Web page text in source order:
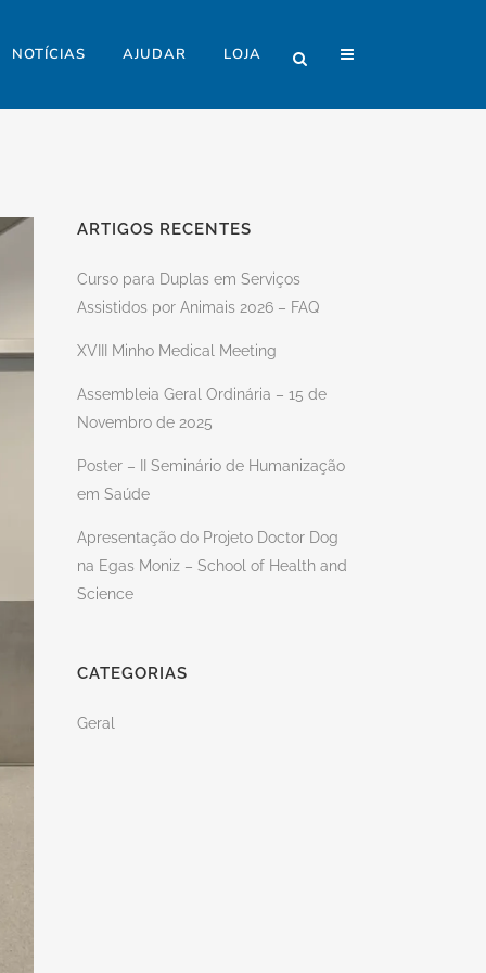
NOTÍCIAS AJUDAR LOJA
ARTIGOS RECENTES
Curso para Duplas em Serviços
Assistidos por Animais 2026 – FAQ
XVIII Minho Medical Meeting
Assembleia Geral Ordinária – 15 de
Novembro de 2025
Poster – II Seminário de Humanização
em Saúde
Apresentação do Projeto Doctor Dog
na Egas Moniz – School of Health and
Science
CATEGORIAS
Geral